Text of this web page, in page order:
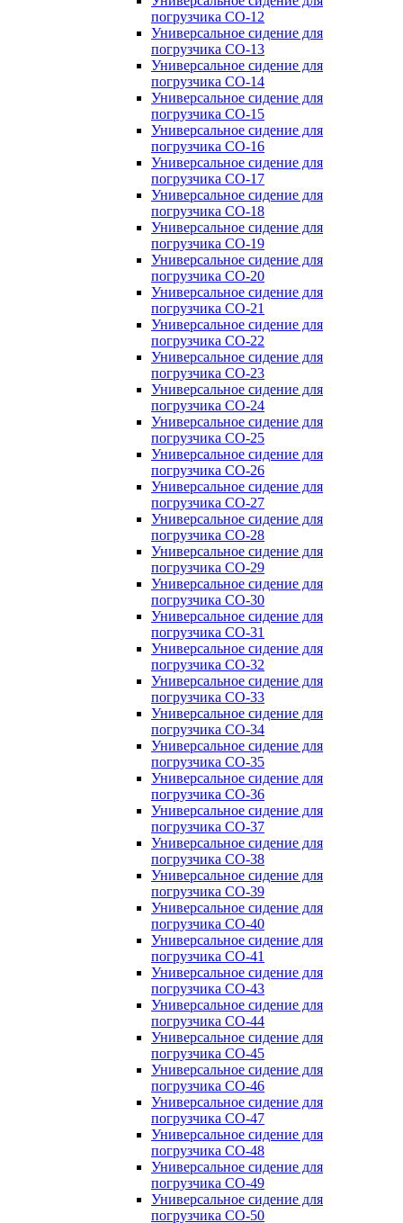
погрузчика CO-12
Универсальное сидение для
погрузчика CO-13
Универсальное сидение для
погрузчика CO-14
Универсальное сидение для
погрузчика CO-15
Универсальное сидение для
погрузчика CO-16
Универсальное сидение для
погрузчика CO-17
Универсальное сидение для
погрузчика CO-18
Универсальное сидение для
погрузчика CO-19
Универсальное сидение для
погрузчика CO-20
Универсальное сидение для
погрузчика CO-21
Универсальное сидение для
погрузчика CO-22
Универсальное сидение для
погрузчика CO-23
Универсальное сидение для
погрузчика CO-24
Универсальное сидение для
погрузчика CO-25
Универсальное сидение для
погрузчика CO-26
Универсальное сидение для
погрузчика CO-27
Универсальное сидение для
погрузчика CO-28
Универсальное сидение для
погрузчика CO-29
Универсальное сидение для
погрузчика CO-30
Универсальное сидение для
погрузчика CO-31
Универсальное сидение для
погрузчика CO-32
Универсальное сидение для
погрузчика CO-33
Универсальное сидение для
погрузчика CO-34
Универсальное сидение для
погрузчика CO-35
Универсальное сидение для
погрузчика CO-36
Универсальное сидение для
погрузчика CO-37
Универсальное сидение для
погрузчика CO-38
Универсальное сидение для
погрузчика CO-39
Универсальное сидение для
погрузчика CO-40
Универсальное сидение для
погрузчика CO-41
Универсальное сидение для
погрузчика CO-43
Универсальное сидение для
погрузчика CO-44
Универсальное сидение для
погрузчика CO-45
Универсальное сидение для
погрузчика CO-46
Универсальное сидение для
погрузчика CO-47
Универсальное сидение для
погрузчика CO-48
Универсальное сидение для
погрузчика CO-49
Универсальное сидение для
погрузчика CO-50